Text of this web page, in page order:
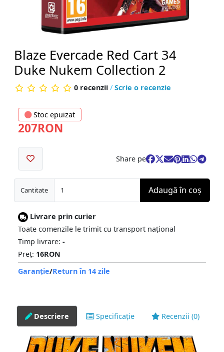
Blaze Evercade Red Cart 34
Duke Nukem Collection 2
0 recenzii / Scrie o recenzie
Stoc epuizat
207RON
Share pe
Cantitate Adaugă în coş
Livrare prin curier
Toate comenzile le trimit cu transport național
Timp livrare: -
Preț: 16RON
Garanție/Return în 14 zile
Descriere Specificație Recenzii (0)